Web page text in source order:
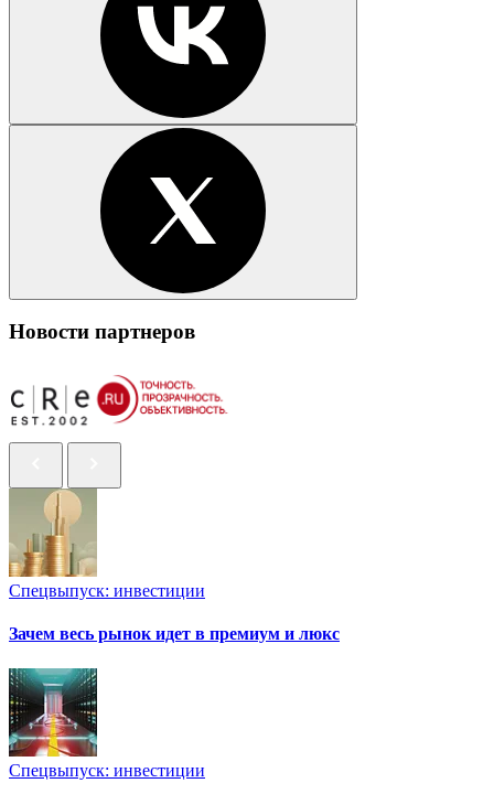
Новости партнеров
Спецвыпуск: инвестиции
Зачем весь рынок идет в премиум и люкс
Спецвыпуск: инвестиции